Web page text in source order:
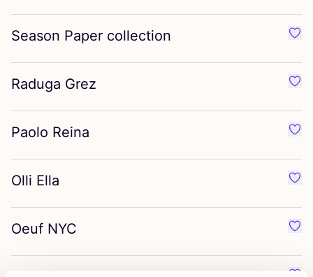
Season Paper collection
Raduga Grez
Paolo Reina
Olli Ella
Oeuf NYC